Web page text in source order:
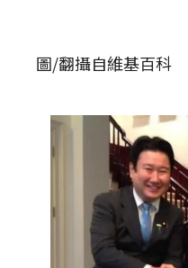
圖/翻攝自維基百科